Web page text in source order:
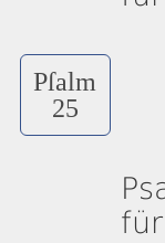
Pſalm
25